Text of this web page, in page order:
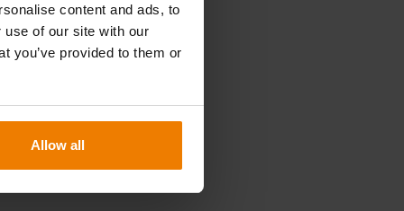
content and ads, to
of our site with our
you’ve provided to them or
Allow all